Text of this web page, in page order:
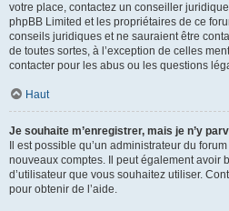
votre place, contactez un conseiller
phpBB Limited et les propriétaires de ce
conseils juridiques et ne sauraient être
de toutes sortes, à l’exception de celles
contacter pour les abus ou les questions
Haut
Je souhaite m’enregistrer, mais je n’y
Il est possible qu’un administrateur du
nouveaux comptes. Il peut également avoir
d’utilisateur que vous souhaitez utiliser.
pour obtenir de l’aide.